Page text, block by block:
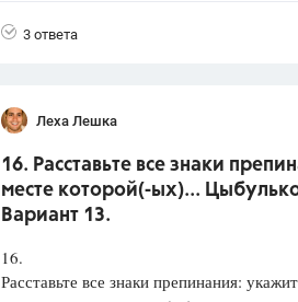
3 ответа
Леха Лешка
16. Расставьте все знаки
месте которой(-ых)...
Вариант 13.
16.
Расставьте все знаки препинания: